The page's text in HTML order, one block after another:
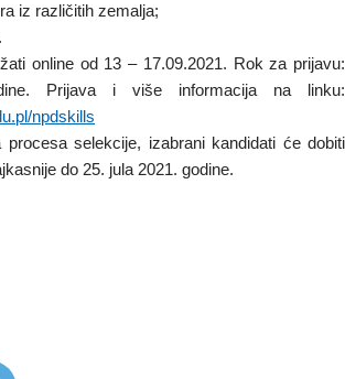
iz različitih zemalja;
online od 13 – 17.09.2021. Rok za prijavu:
Prijava i više informacija na linku:
npdskills
procesa selekcije, izabrani kandidati će dobiti
do 25. jula 2021. godine.